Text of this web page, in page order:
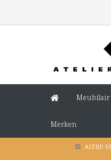
Meubilair
Merken
ALTIJD